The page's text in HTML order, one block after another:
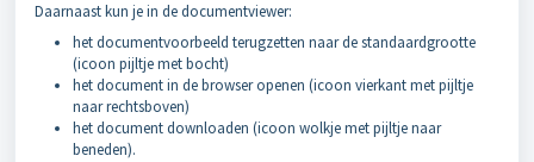
Daarnaast kun je in de documentviewer:
het documentvoorbeeld terugzetten naar de standaardgrootte
(icoon pijltje met bocht)
het document in de browser openen (icoon vierkant met pijltje
naar rechtsboven)
het document downloaden (icoon wolkje met pijltje naar
beneden).